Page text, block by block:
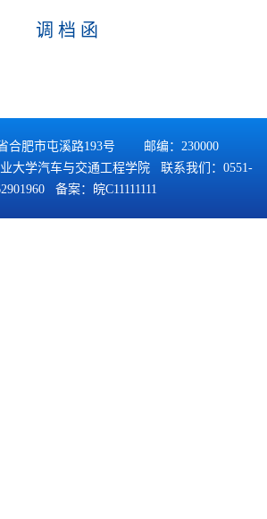
调 档 函
合肥市屯溪路193号 邮编：230000
大学汽车与交通工程学院 联系我们：0551-
备案：
皖C11111111